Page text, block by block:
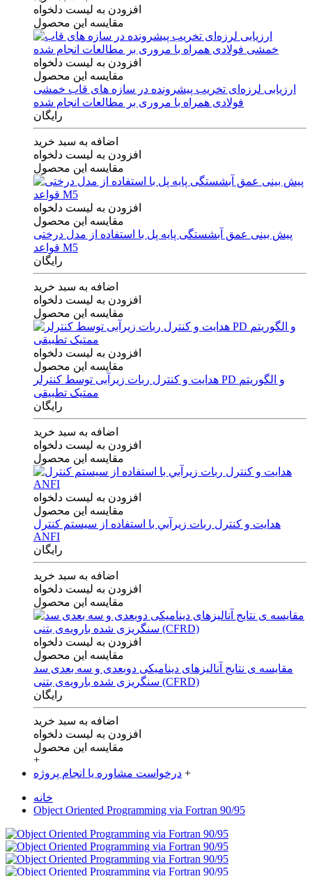
افزودن به لیست دلخواه
مقایسه این محصول
افزودن به لیست دلخواه
مقایسه این محصول
ارزیابی لرزه‌ای تخریب پیشرونده در سازه های قاب خمشی
فولادی همراه با مروری بر مطالعات انجام شده
رایگان
اضافه به سبد خرید
افزودن به لیست دلخواه
مقایسه این محصول
افزودن به لیست دلخواه
مقایسه این محصول
پیش بینی عمق آبشستگی پایه پل با استفاده از مدل درختی
قواعد M5
رایگان
اضافه به سبد خرید
افزودن به لیست دلخواه
مقایسه این محصول
افزودن به لیست دلخواه
مقایسه این محصول
هدایت و کنترل ربات زیرآبی توسط کنترلر PD و الگوریتم
ممتیک تطبیقی
رایگان
اضافه به سبد خرید
افزودن به لیست دلخواه
مقایسه این محصول
افزودن به لیست دلخواه
مقایسه این محصول
هدايت و كنترل ربات زيرآبي با استفاده از سيستم كنترل
ANFI
رایگان
اضافه به سبد خرید
افزودن به لیست دلخواه
مقایسه این محصول
افزودن به لیست دلخواه
مقایسه این محصول
مقایسه ی‌ نتایج آنالیزهای‌ دینامیکی‌ دوبعدی‌ و‌ سه بعدی‌ سد
سنگریزی‌ شده با‌رویه‌ی‌ بتنی‌ (CFRD)
رایگان
اضافه به سبد خرید
افزودن به لیست دلخواه
مقایسه این محصول
+
درخواست مشاوره یا انجام پروژه +
خانه
Object Oriented Programming via Fortran 90/95